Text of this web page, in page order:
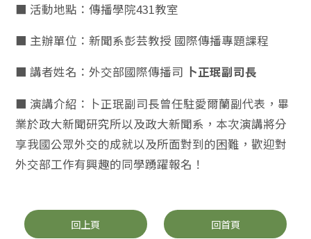
■ 活動地點：傳播學院431教室
■ 主辦單位：新聞系彭芸教授 國際傳播專題課程
■ 講者姓名：外交部國際傳播司
卜正珉副司長
■ 演講介紹：卜正珉副司長曾任駐愛爾蘭副代表，畢
業於政大新聞研究所以及政大新聞系，本次演講將分
享我國公眾外交的成就以及所面對到的困難，歡迎對
外交部工作有興趣的同學踴躍報名！
回上頁 回首頁